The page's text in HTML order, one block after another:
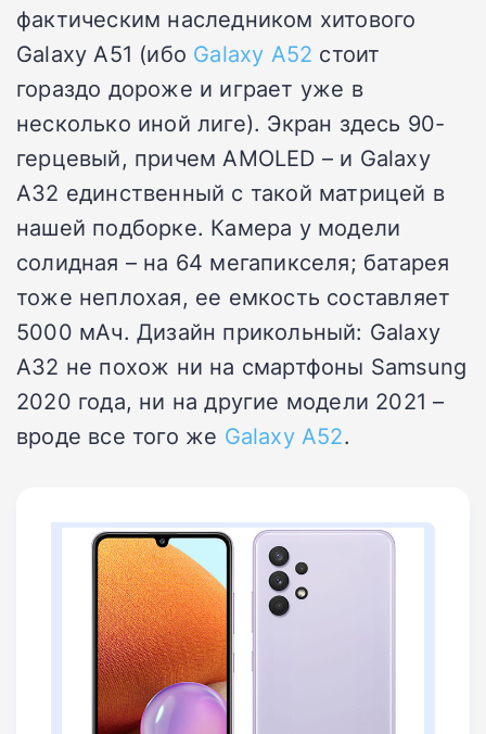
фактическим наследником хитового
Galaxy A51 (ибо Galaxy A52 стоит
гораздо дороже и играет уже в
несколько иной лиге). Экран здесь 90-
герцевый, причем AMOLED – и Galaxy
A32 единственный с такой матрицей в
нашей подборке. Камера у модели
солидная – на 64 мегапикселя; батарея
тоже неплохая, ее емкость составляет
5000 мАч. Дизайн прикольный: Galaxy
A32 не похож ни на смартфоны Samsung
2020 года, ни на другие модели 2021 –
вроде все того же Galaxy A52.